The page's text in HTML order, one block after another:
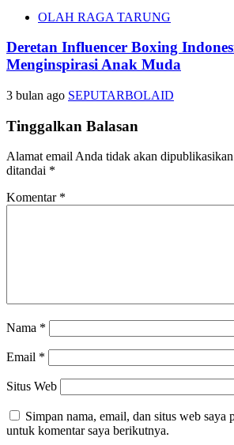
OLAH RAGA TARUNG
Deretan Influencer Boxing
Menginspirasi Anak Muda
3 bulan ago SEPUTARBOLAID
Tinggalkan Balasan
Alamat email Anda tidak akan
ditandai *
Komentar *
Nama *
Email *
Situs Web
Simpan nama, email, dan situs web saya
untuk komentar saya berikutnya.